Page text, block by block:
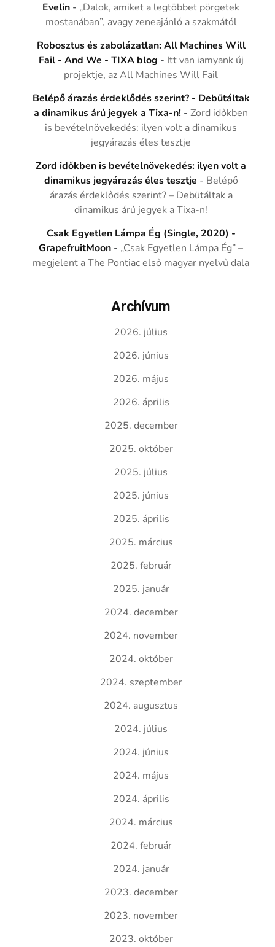
Evelin - „Dalok, amiket a legtöbbet pörgetek
mostanában”, avagy zeneajánló a szakmától
Robosztus és zabolázatlan: All Machines Will
Fail - And We - TIXA blog - Itt van iamyank új
projektje, az All Machines Will Fail
Belépő árazás érdeklődés szerint? - Debütáltak
a dinamikus árú jegyek a Tixa-n! -Zord időkben
is bevételnövekedés: ilyen volt a dinamikus
jegyárazás éles tesztje
Zord időkben is bevételnövekedés: ilyen volt a
dinamikus jegyárazás éles tesztje - Belépő
árazás érdeklődés szerint? – Debütáltak a
dinamikus árú jegyek a Tixa-n!
Csak Egyetlen Lámpa Ég (Single, 2020) -
GrapefruitMoon - „Csak Egyetlen Lámpa Ég” –
megjelent a The Pontiac első magyar nyelvű dala
Archívum
2026. július
2026. június
2026. május
2026. április
2025. december
2025. október
2025. július
2025. június
2025. április
2025. március
2025. február
2025. január
2024. december
2024. november
2024. október
2024. szeptember
2024. augusztus
2024. július
2024. június
2024. május
2024. április
2024. március
2024. február
2024. január
2023. december
2023. november
2023. október